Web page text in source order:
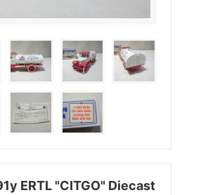
ERTL "CITGO" Diecast